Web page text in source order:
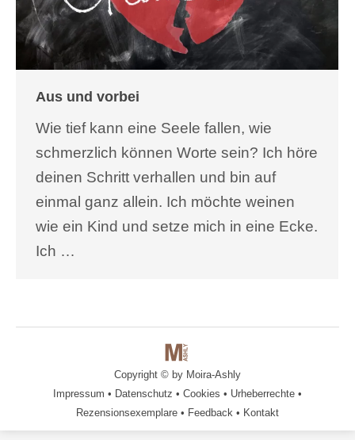
Aus und vorbei
Wie tief kann eine Seele fallen, wie
schmerzlich können Worte sein? Ich höre
deinen Schritt verhallen und bin auf
einmal ganz allein. Ich möchte weinen
wie ein Kind und setze mich in eine Ecke.
Ich …
Copyright © by Moira-Ashly
Impressum • Datenschutz • Cookies • Urheberrechte •
Rezensionsexemplare • Feedback • Kontakt